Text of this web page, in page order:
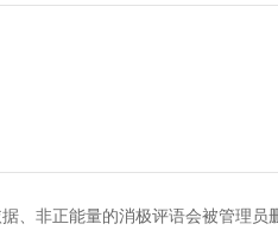
、非正能量的消极评语会被管理员